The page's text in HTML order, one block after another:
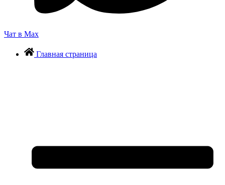
Чат в Max
Главная страница